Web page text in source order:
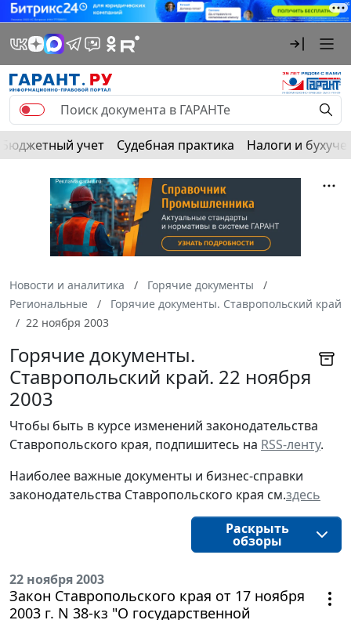
Бюджетный учет Судебная практика Налоги и
Новости и аналитика
Горячие документы
Региональные
Горячие документы. Ставропольский край
22 ноября 2003
Горячие документы.
Ставропольский край. 22 ноября
2003
Чтобы быть в курсе изменений законодательства
Ставропольского края, подпишитесь на RSS-ленту.
Наиболее важные документы и бизнес-справки
законодательства Ставропольского края см.здесь
Раскрыть
обзоры
22 ноября 2003
Закон Ставропольского края от 17 ноября
2003 г. N 38-кз "О государственной